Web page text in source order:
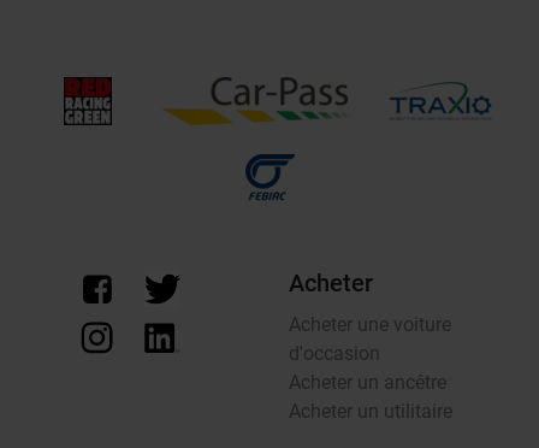
Acheter
Acheter une voiture
d'occasion
Acheter un ancêtre
Acheter un utilitaire